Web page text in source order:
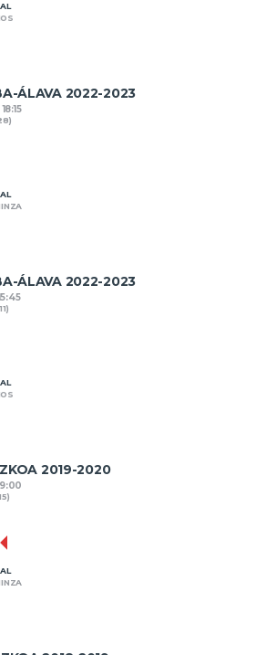
ÁLAVA 2022-2023
ÁLAVA 2022-2023
2019-2020